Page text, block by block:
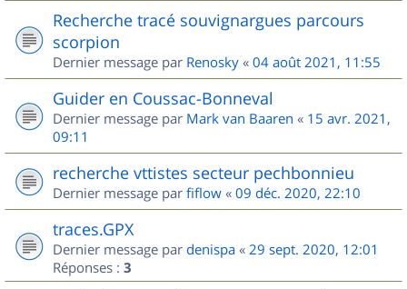
Recherche tracé souvignargues parcours
scorpion
Dernier message par Renosky « 04 août 2021, 11:55
Guider en Coussac-Bonneval
Dernier message par Mark van Baaren « 15 avr. 2021,
09:11
recherche vttistes secteur pechbonnieu
Dernier message par fiflow « 09 déc. 2020, 22:10
traces.GPX
Dernier message par denispa « 29 sept. 2020, 12:01
Réponses : 3